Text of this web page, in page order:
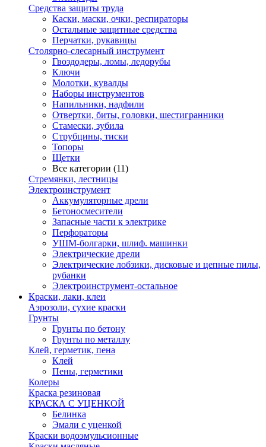
Средства защиты труда
Каски, маски, очки, респираторы
Остальные защитные средства
Перчатки, рукавицы
Столярно-слесарный инструмент
Гвоздодеры, ломы, ледорубы
Ключи
Молотки, кувалды
Наборы инструментов
Напильники, надфили
Отвертки, биты, головки, шестигранники
Стамески, зубила
Струбцины, тиски
Топоры
Щетки
Все категории (11)
Стремянки, лестницы
Электроинструмент
Аккумуляторные дрели
Бетоносмесители
Запасные части к электрике
Перфораторы
УШМ-болгарки, шлиф. машинки
Электрические дрели
Электрические лобзики, дисковые и цепные пилы,
рубанки
Электроинструмент-остальное
Краски, лаки, клеи
Аэрозоли, сухие краски
Грунты
Грунты по бетону
Грунты по металлу
Клей, герметик, пена
Клей
Пены, герметики
Колеры
Краска резиновая
КРАСКА С УЦЕНКОЙ
Белинка
Эмали с уценкой
Краски водоэмульсионные